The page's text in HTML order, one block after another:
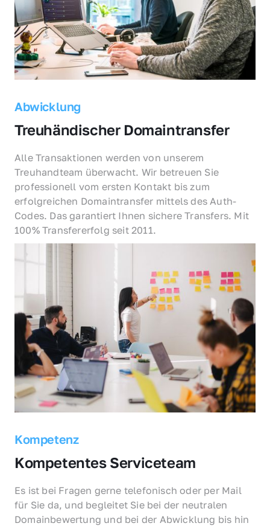
Abwicklung
Treuhändischer Domaintransfer
Alle Transaktionen werden von unserem
Treuhandteam überwacht. Wir betreuen Sie
professionell vom ersten Kontakt bis zum
erfolgreichen Domaintransfer mittels des Auth-
Codes. Das garantiert Ihnen sichere Transfers. Mit
100% Transfererfolg seit 2011.
Kompetenz
Kompetentes Serviceteam
Es ist bei Fragen gerne telefonisch oder per Mail
für Sie da, und begleitet Sie bei der neutralen
Domainbewertung und bei der Abwicklung bis hin